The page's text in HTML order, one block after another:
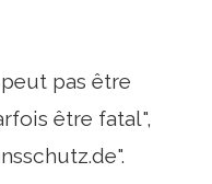
pas être
être fatal",